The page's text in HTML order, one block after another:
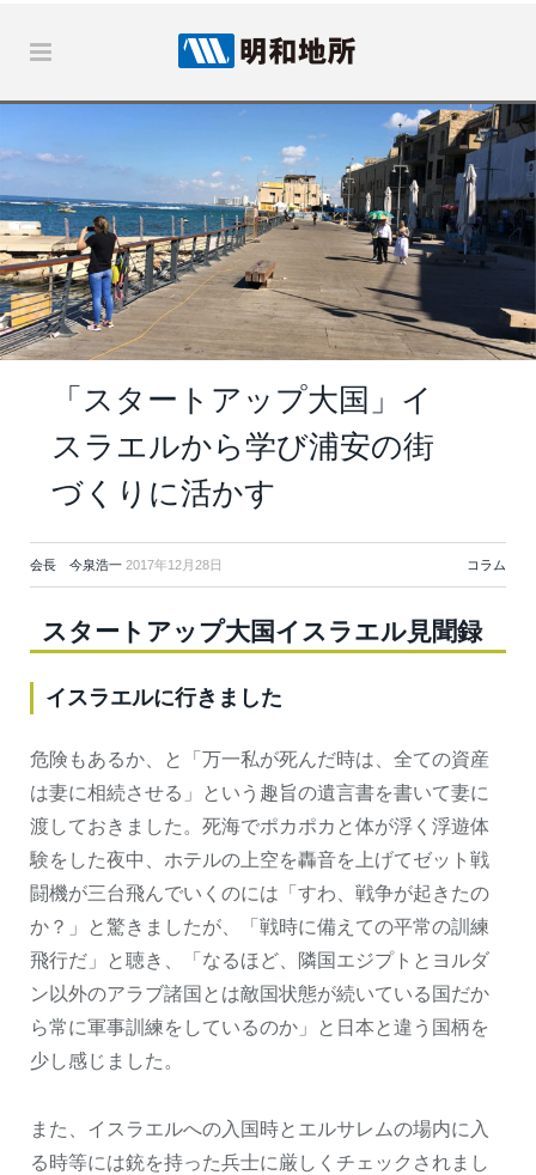
「スタートアップ大国」イ
スラエルから学び浦安の街
づくりに活かす
会長 今泉浩一 2017年12月28日 コラム
スタートアップ大国イスラエル見聞録
イスラエルに行きました
危険もあるか、と「万一私が死んだ時は、全ての資産
は妻に相続させる」という趣旨の遺言書を書いて妻に
渡しておきました。死海でポカポカと体が浮く浮遊体
験をした夜中、ホテルの上空を轟音を上げてゼット戦
闘機が三台飛んでいくのには「すわ、戦争が起きたの
か？」と驚きましたが、「戦時に備えての平常の訓練
飛行だ」と聴き、「なるほど、隣国エジプトとヨルダ
ン以外のアラブ諸国とは敵国状態が続いている国だか
ら常に軍事訓練をしているのか」と日本と違う国柄を
少し感じました。
また、イスラエルへの入国時とエルサレムの場内に入
る時等には銃を持った兵士に厳しくチェックされまし